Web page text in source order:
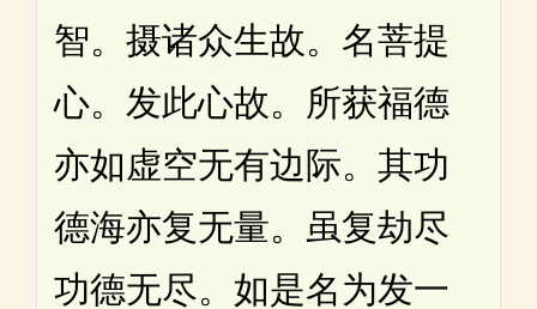
智。摄诸众生故。名菩提
心。发此心故。所获福德
亦如虚空无有边际。其功
德海亦复无量。虽复劫尽
功德无尽。如是名为发一